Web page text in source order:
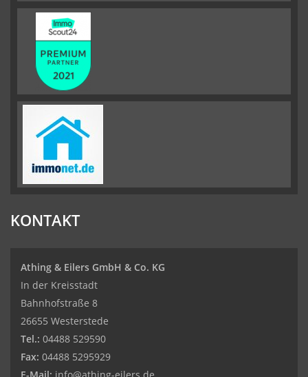
KONTAKT
Athing & Eilers GmbH & Co. KG
In der Kreisstadt
Bahnhofstraße 8
26655 Westerstede
Tel.: 04488 529590
Fax: 04488 5295929